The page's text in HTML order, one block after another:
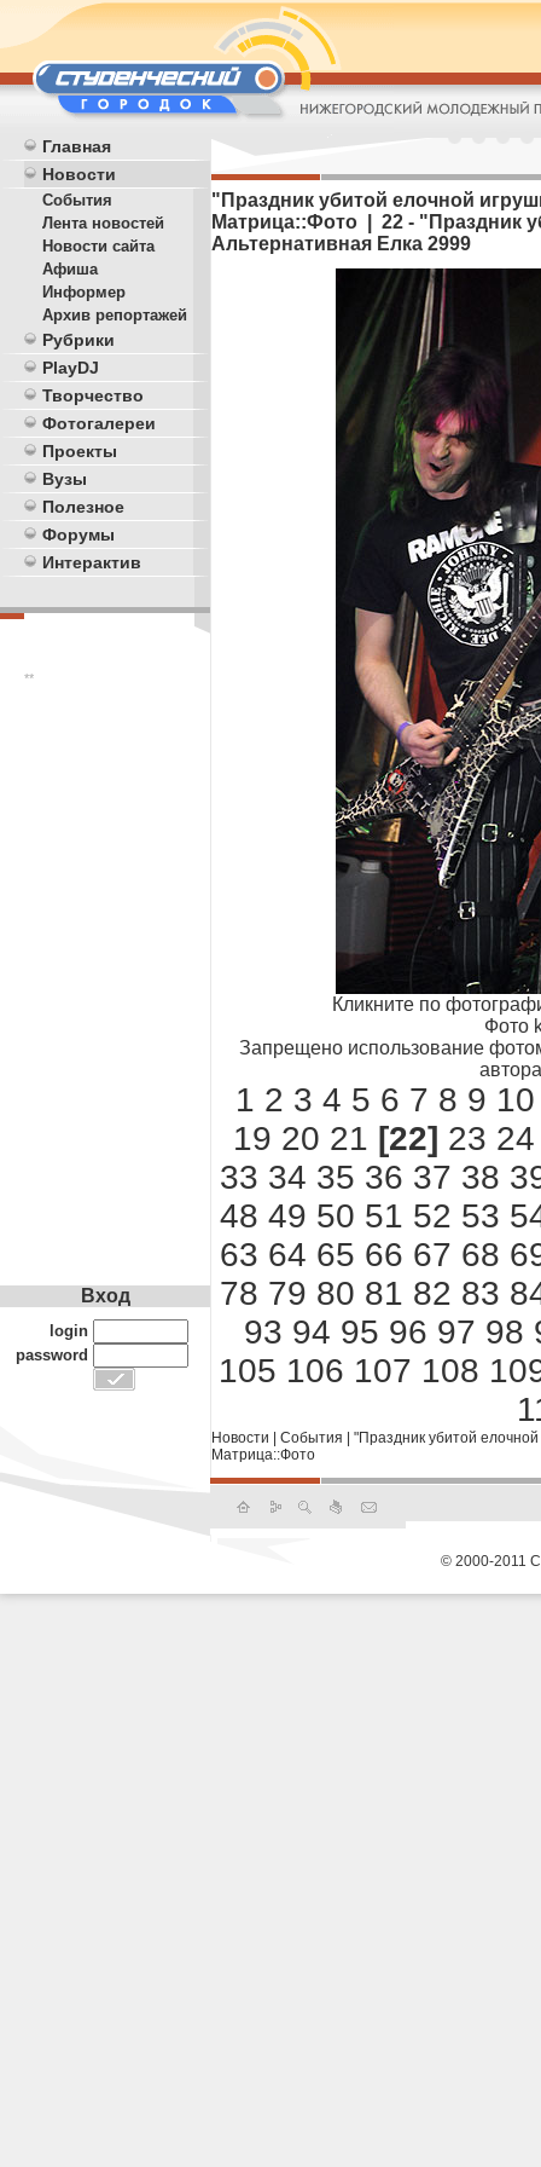
Главная
Новости
События
Лента новостей
Новости сайта
Афиша
Информер
Архив репортажей
Рубрики
PlayDJ
Творчество
Фотогалереи
Проекты
Вузы
Полезное
Форумы
Интерактив
**
"Праздник убитой елочной
Матрица::Фото | 22 - "Праздник
Альтернативная Елка 2999
Кликните по
Фото
Запрещено использование
1 2 3 4 5 6 7 8 9 10
19 20 21 [22] 23 24
33 34 35 36 37 38
48 49 50 51 52 53
63 64 65 66 67 68
78 79 80 81 82 83
93 94 95 96 97 98
105 106 107 108
Новости События
"Праздник убитой
Матрица::Фото
Вход
login
password
© 2000-2011